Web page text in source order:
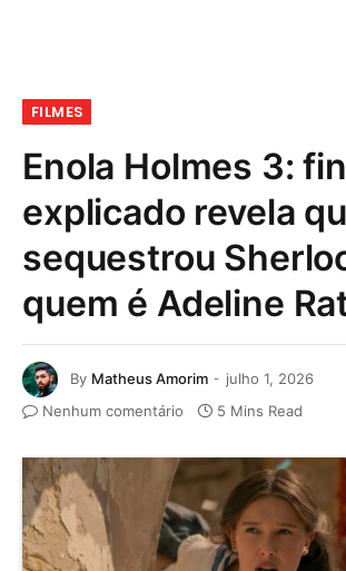
FILMES
Enola Holmes 3:
explicado revela
sequestrou
quem é Adeline
By Matheus Amorim
julho 1, 2026
Nenhum comentário
5 Mins Read